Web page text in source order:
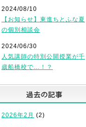
2024/08/10
【お知らせ】東進ちとふな夏
の個別相談会
2024/06/30
人気講師の特別公開授業が千
歳船橋校で…！？
2026年2月 (2)